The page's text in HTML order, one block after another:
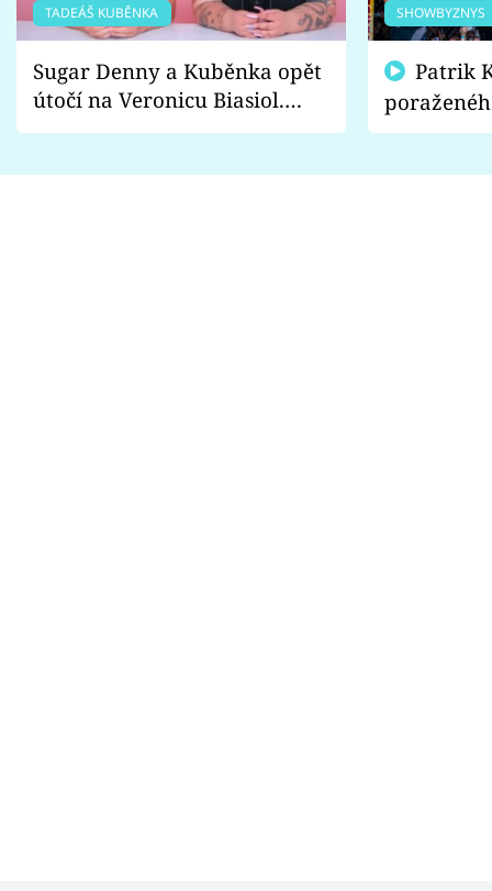
TADEÁŠ KUBĚNKA
Sugar Denny a Kuběnka opět
útočí na Veronicu Biasiol.
Proč je podle nich falešná a
SHOWBYZNYS
fanoušci